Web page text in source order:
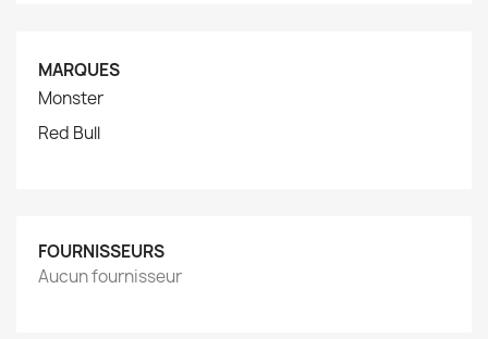
MARQUES
Monster
Red Bull
FOURNISSEURS
Aucun fournisseur